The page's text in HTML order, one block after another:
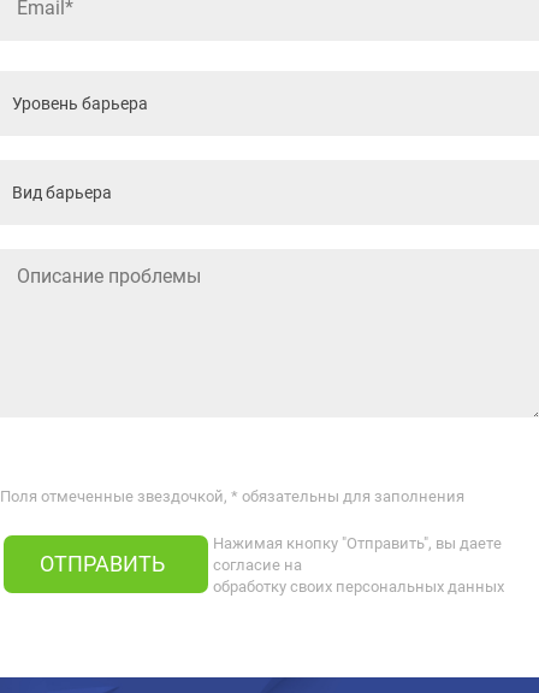
Поля отмеченные звездочкой, * обязательны для заполнения
ОТПРАВИТЬ
Нажимая кнопку "Отправить", вы даете
согласие на
обработку своих персональных данных